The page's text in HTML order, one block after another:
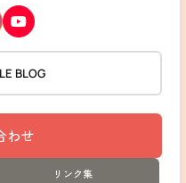
BLOG
わせ
リンク集